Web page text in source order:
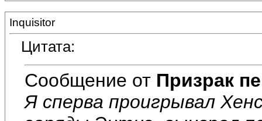
Inquisitor
Цитата:
Сообщение от Призрак
Я сперва проигрывал